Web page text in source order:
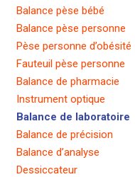
Balance pèse bébé
Balance pèse personne
Pèse personne d’obésité
Fauteuil pèse personne
Balance de pharmacie
Instrument optique
Balance de laboratoire
Balance de précision
Balance d’analyse
Dessiccateur